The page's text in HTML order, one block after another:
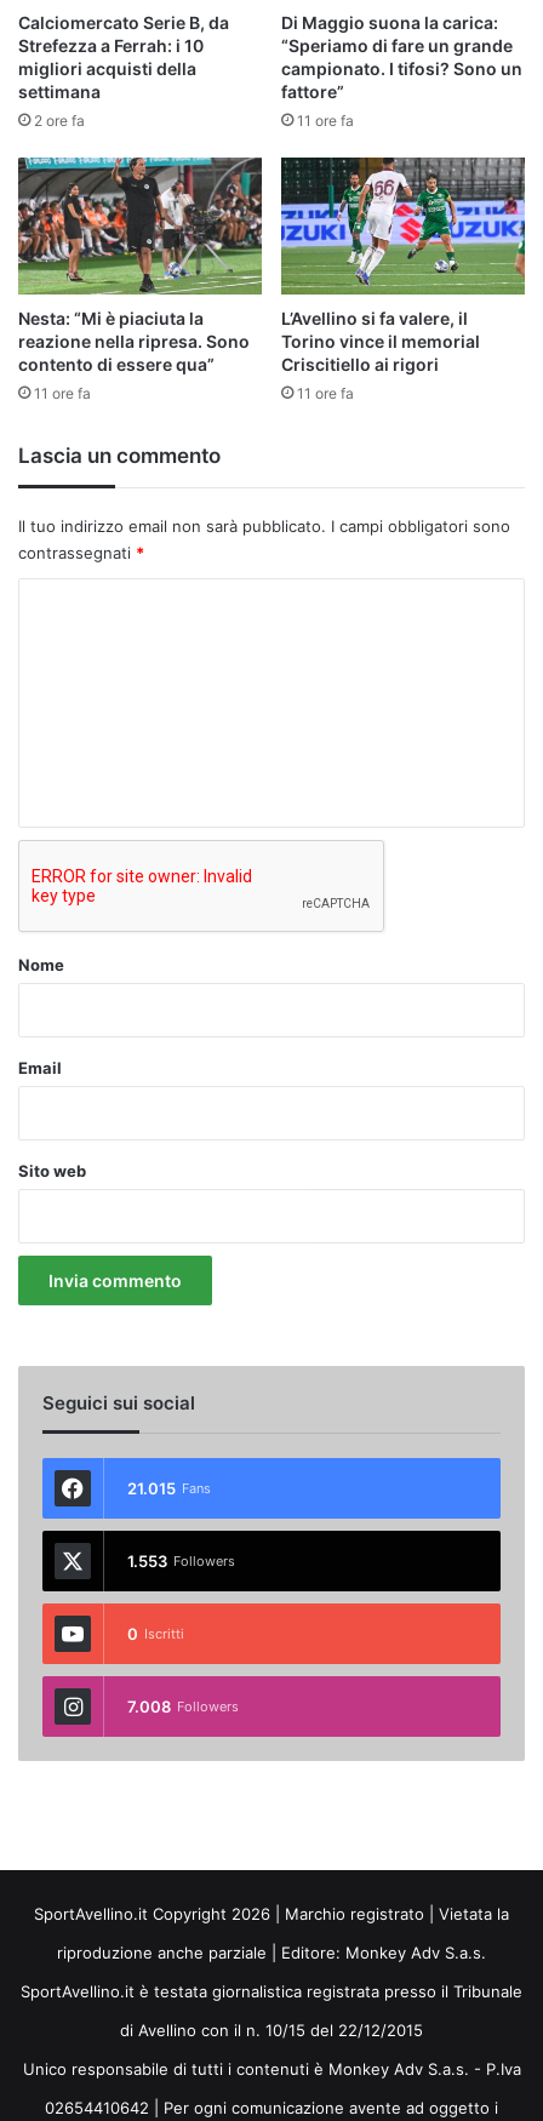
Calciomercato Serie B, da
Strefezza a Ferrah: i 10
migliori acquisti della
settimana
2 ore fa
Di Maggio suona la carica:
“Speriamo di fare un grande
campionato. I tifosi? Sono un
fattore”
11 ore fa
Nesta: “Mi è piaciuta la
reazione nella ripresa. Sono
contento di essere qua”
11 ore fa
L’Avellino si fa valere, il
Torino vince il memorial
Criscitiello ai rigori
11 ore fa
Lascia un commento
Il tuo indirizzo email non sarà pubblicato. I campi obbligatori sono
contrassegnati *
Nome
Email
Sito web
Seguici sui social
21.015 Fans
1.553 Followers
0 Iscritti
7.008 Followers
SportAvellino.it Copyright 2026 | Marchio registrato | Vietata la
riproduzione anche parziale | Editore: Monkey Adv S.a.s.
SportAvellino.it è testata giornalistica registrata presso il Tribunale
di Avellino con il n. 10/15 del 22/12/2015
Unico responsabile di tutti i contenuti è Monkey Adv S.a.s. - P.Iva
02654410642 | Per ogni comunicazione avente ad oggetto i